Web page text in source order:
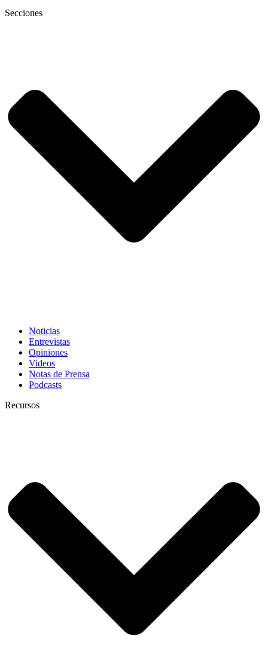
Secciones
Noticias
Entrevistas
Opiniones
Videos
Notas de Prensa
Podcasts
Recursos